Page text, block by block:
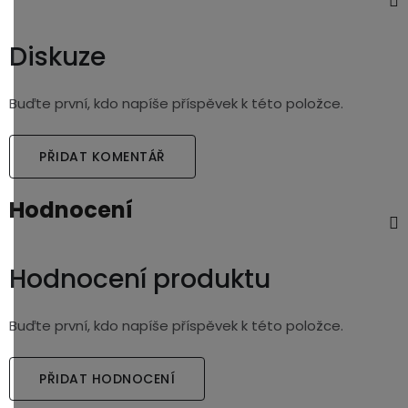
Diskuze
Buďte první, kdo napíše příspěvek k této položce.
PŘIDAT KOMENTÁŘ
Hodnocení
Hodnocení produktu
Buďte první, kdo napíše příspěvek k této položce.
PŘIDAT HODNOCENÍ